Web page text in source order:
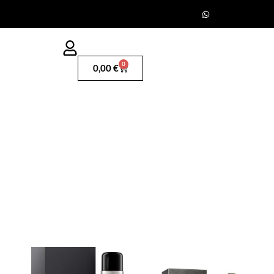
0,00€ 0